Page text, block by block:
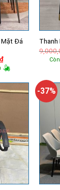
Mặt Đá
Giá
hiện
tại
4,940,000₫.
Thanh
-37%